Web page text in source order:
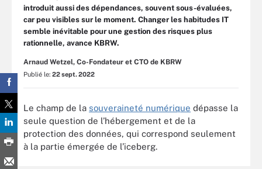
introduit aussi des dépendances, souvent sous-évaluées,
car peu visibles sur le moment. Changer les habitudes IT
semble inévitable pour une gestion des risques plus
rationnelle, avance KBRW.
Arnaud Wetzel, Co-Fondateur et CTO de KBRW
Publié le: 22 sept. 2022
Le champ de la souveraineté numérique dépasse la
seule question de l’hébergement et de la
protection des données, qui correspond seulement
à la partie émergée de l’iceberg.